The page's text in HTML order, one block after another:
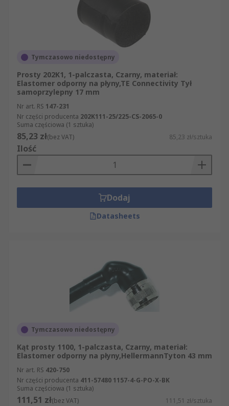
Tymczasowo niedostępny
Prosty 202K1, 1-palczasta, Czarny, materiał:
Elastomer odporny na płyny,TE Connectivity Tył
samoprzylepny 17 mm
Nr art. RS 147-231
Nr części producenta 202K111-25/225-CS-2065-0
Suma częściowa (1 sztuka)
85,23 zł(bez VAT) 85,23 zł/sztuka
Ilość
Dodaj
Datasheets
Tymczasowo niedostępny
Kąt prosty 1100, 1-palczasta, Czarny, materiał:
Elastomer odporny na płyny,HellermannTyton 43 mm
Nr art. RS 420-750
Nr części producenta 411-57480 1157-4-G-PO-X-BK
Suma częściowa (1 sztuka)
111,51 zł(bez VAT) 111,51 zł/sztuka